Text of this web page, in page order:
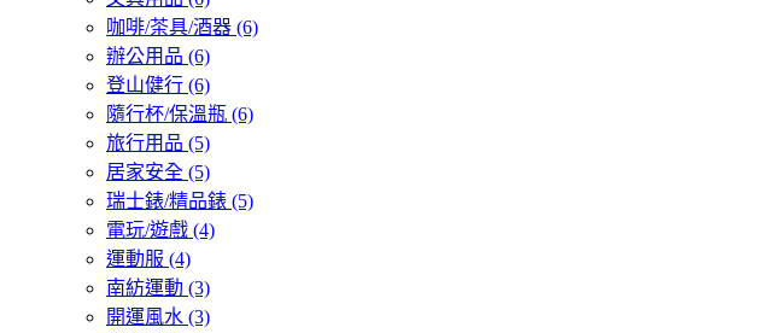
咖啡/茶具/酒器 (6)
辦公用品 (6)
登山健行 (6)
隨行杯/保溫瓶 (6)
旅行用品 (5)
居家安全 (5)
瑞士錶/精品錶 (5)
電玩/遊戲 (4)
運動服 (4)
南紡運動 (3)
開運風水 (3)